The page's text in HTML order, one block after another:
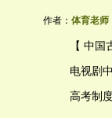
作者： 体育老师
【 中
电视剧
高考制